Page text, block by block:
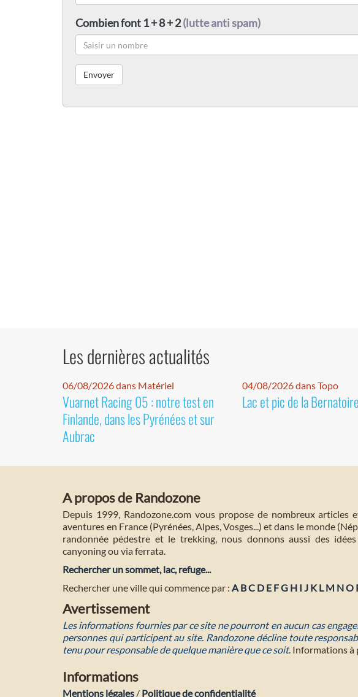
Combien font 1 + 8 + 2(lutte anti spam)
Les dernières actualités
06/08/2026 dans Matériel
Vuarnet Racing 05 : notre test en
Finlande, dans les Pyrénées et sur
Aubrac
04/08/2026 dans Topo
Lac et pic de la Bernatoire
A propos de Randozone
Depuis 1999, Randozone.com vous propose de nombreux articles
aventures en France (Pyrénées, Alpes, Vosges...) et dans le monde
randonnée pédestre et le trekking, nous donnons aussi des
canyoning ou via ferrata.
Rechercher un sommet, lac, refuge...
Rechercher une ville qui commence par : A BC D E FG H I J K L M NO
Avertissement
Les informations fournies par ce site ne pourront en aucun cas
personnes qui participent au site. Randozone décline toute
tenu pour responsable de quelque manière que ce soit. Informations à
Informations
Mentions légales / Politique de confidentialité